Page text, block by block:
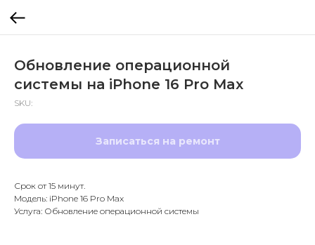
Обновление операционной
системы на iPhone 16 Pro Max
SKU:
Записаться на ремонт
Срок от 15 минут.
Модель: iPhone 16 Pro Max
Услуга: Обновление операционной системы